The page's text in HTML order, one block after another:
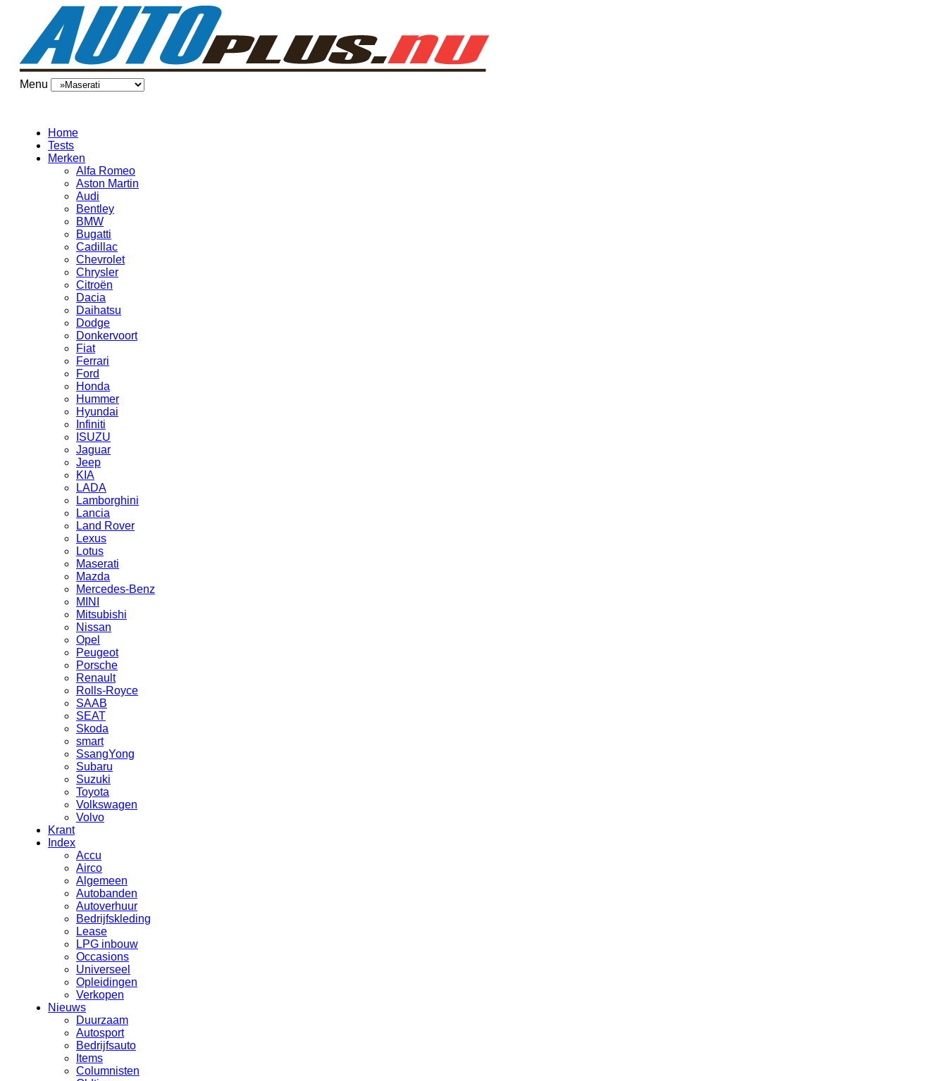
Menu
Home
Tests
Merken
Alfa Romeo
Aston Martin
Audi
Bentley
BMW
Bugatti
Cadillac
Chevrolet
Chrysler
Citroën
Dacia
Daihatsu
Dodge
Donkervoort
Fiat
Ferrari
Ford
Honda
Hummer
Hyundai
Infiniti
ISUZU
Jaguar
Jeep
KIA
LADA
Lamborghini
Lancia
Land Rover
Lexus
Lotus
Maserati
Mazda
Mercedes-Benz
MINI
Mitsubishi
Nissan
Opel
Peugeot
Porsche
Renault
Rolls-Royce
SAAB
SEAT
Skoda
smart
SsangYong
Subaru
Suzuki
Toyota
Volkswagen
Volvo
Krant
Index
Accu
Airco
Algemeen
Autobanden
Autoverhuur
Bedrijfskleding
Lease
LPG inbouw
Occasions
Universeel
Opleidingen
Verkopen
Nieuws
Duurzaam
Autosport
Bedrijfsauto
Items
Columnisten